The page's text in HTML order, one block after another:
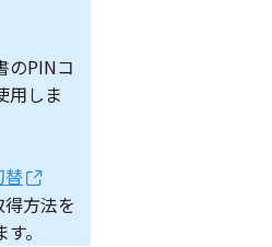
のPINコ
用しま
替
方法を
。